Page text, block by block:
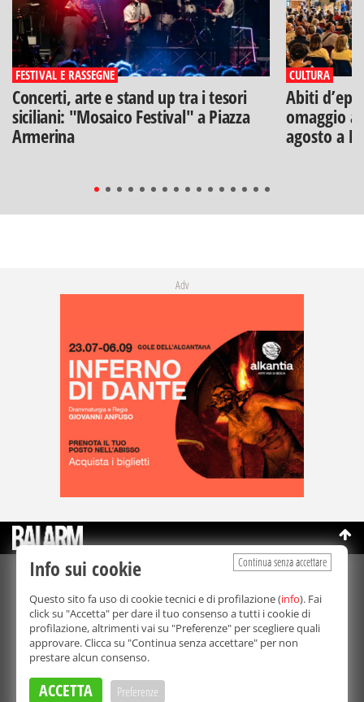
FESTIVAL E RASSEGNE
Concerti, arte e stand up tra i tesori
siciliani: "Mosaico Festival" a Piazza
Armerina
CULTURA
Abiti
omaggio
agosto a
Adv
©Copyright 2003-2026
Bmedia Srl- P.IVA 07064240828
La riproduzione totale o parziale di tutti i contenuti, in qualunque
forma, su qualsiasi supporto è proibita.
Balarm.it è una testata giornalistica registrata. Autorizzazione del
Tribunale di Palermo n° 32 del 21/10/2003
Direttore responsabile:
Continua senza accettare
Info sui cookie
Questo sito fa uso di cookie tecnici e di profilazione (info). Fai
click su "Accetta" per dare il tuo consenso a tutti i cookie di
profilazione, altrimenti vai su "Preferenze" per scegliere quali
approvare. Clicca su "Continua senza accettare" per non
prestare alcun consenso.
ACCETTA Preferenze